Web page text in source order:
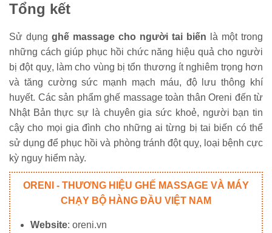
Tổng kết
Sử dụng ghế massage cho người tai biến là một trong
những cách giúp phục hồi chức năng hiệu quả cho người
bị đột quỵ, làm cho vùng bị tổn thương ít nghiêm trọng hơn
và tăng cường sức mạnh mạch máu, độ lưu thông khí
huyết. Các sản phẩm ghế massage toàn thân Oreni đến từ
Nhật Bản thực sự là chuyên gia sức khoẻ, người bạn tin
cậy cho mọi gia đình cho những ai từng bị tai biến có thể
sử dụng để phục hồi và phòng tránh đột quỵ, loại bệnh cực
kỳ nguy hiểm này.
ORENI - THƯƠNG HIỆU GHẾ MASSAGE VÀ MÁY
CHẠY BỘ HÀNG ĐẦU VIỆT NAM
Website: oreni.vn